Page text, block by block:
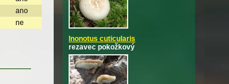
ano
ne
Inonotus cuticularis
rezavec pokožkový